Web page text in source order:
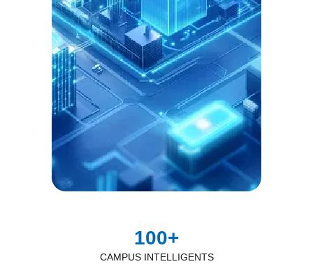
CAMPUS INTELLIGENTS
100+